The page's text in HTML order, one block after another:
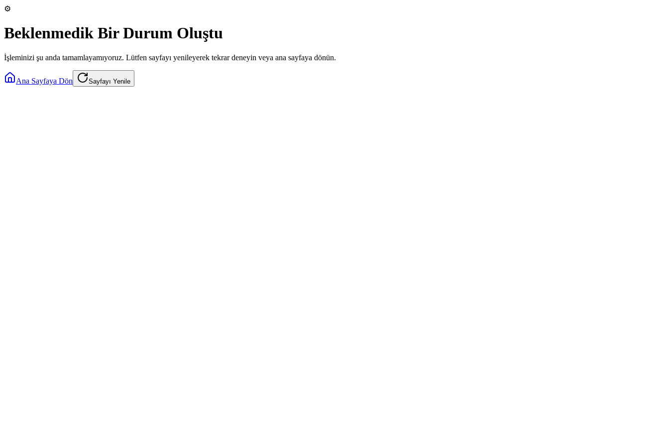
⚙️
Beklenmedik Bir Durum Oluştu
İşleminizi şu anda tamamlayamıyoruz. Lütfen sayfayı yenileyerek tekrar deneyin veya ana sayfaya dönün.
Ana Sayfaya Dön Sayfayı Yenile